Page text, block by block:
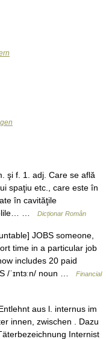
şi f. 1. adj. Care se află
spaţiu etc., care este în
în cavităţile
…
Dicționar Român
JOBS someone,
time in a particular job
includes 20 paid
/ˈɪntɜːn/ noun …
Financial
aus l. internus im
innen, zwischen . Dazu
Internist